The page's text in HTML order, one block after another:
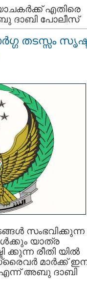
എതിരെ
ദാബി പോലീസ്
തടസ്സം
സംഭവിക്കുന്ന
യാത്ര
ക്കുന്ന രീതി യിൽ
മാർക്ക്
അബു ദാബി